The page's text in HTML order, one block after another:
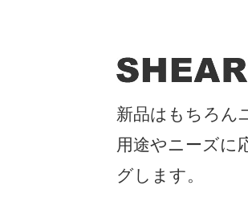
新品はもちろん
用途やニーズに
グします。